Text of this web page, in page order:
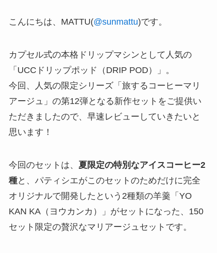
こんにちは、MATTU(@sunmattu)です。
カプセル式の本格ドリップマシンとして人気の
「UCCドリップポッド（DRIP POD）」。
今回、人気の限定シリーズ「旅するコーヒーマリ
アージュ」の第12弾となる新作セットをご提供い
ただきましたので、早速レビューしていきたいと
思います！
今回のセットは、 夏限定の特別なアイスコーヒー2
種と、パティシエがこのセットのためだけに完全
オリジナルで開発したという2種類の羊羹「YO
KAN KA（ヨウカンカ）」がセットになった、150
セット限定の贅沢なマリアージュセットです。